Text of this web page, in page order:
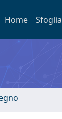
Home Sfoglia